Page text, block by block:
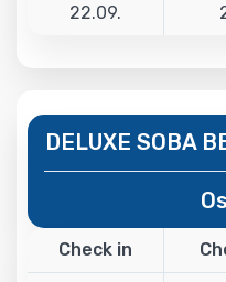
22.09.
DELUXE SOBA
Check in